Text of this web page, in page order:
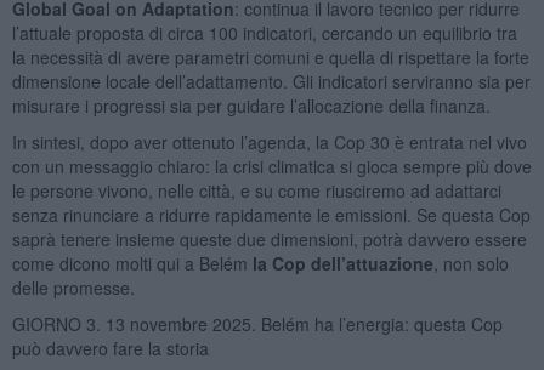
Global Goal on Adaptation: continua il lavoro tecnico per ridurre
l’attuale proposta di circa 100 indicatori, cercando un equilibrio tra
la necessità di avere parametri comuni e quella di rispettare la forte
dimensione locale dell’adattamento. Gli indicatori serviranno sia per
misurare i progressi sia per guidare l’allocazione della finanza.
In sintesi, dopo aver ottenuto l’agenda, la Cop 30 è entrata nel vivo
con un messaggio chiaro: la crisi climatica si gioca sempre più dove
le persone vivono, nelle città, e su come riusciremo ad adattarci
senza rinunciare a ridurre rapidamente le emissioni. Se questa Cop
saprà tenere insieme queste due dimensioni, potrà davvero essere
come dicono molti qui a Belém la Cop dell’attuazione , non solo
delle promesse.
GIORNO 3. 13 novembre 2025. Belém ha l’energia: questa Cop
può davvero fare la storia